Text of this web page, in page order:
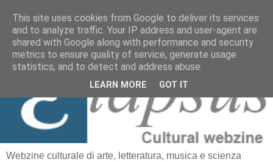
≡ Elapsus
Webzine culturale di arte, letteratura, musica e scienza
This site uses cookies from Google to deliver its services
and to analyze traffic. Your IP address and user-agent are
shared with Google along with performance and security
metrics to ensure quality of service, generate usage
statistics, and to detect and address abuse.
LEARN MORE GOT IT